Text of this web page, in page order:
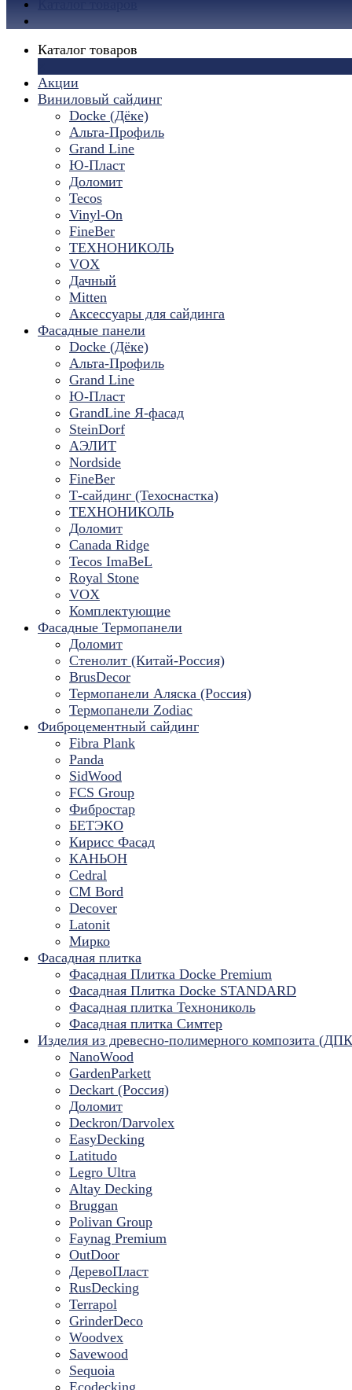
Каталог товаров
Акции
Виниловый сайдинг
Docke (Дёке)
Альта-Профиль
Grand Line
Ю-Пласт
Доломит
Tecos
Vinyl-On
FineBer
ТЕХНОНИКОЛЬ
VOX
Дачный
Mitten
Аксессуары для сайдинга
Фасадные панели
Docke (Дёке)
Альта-Профиль
Grand Line
Ю-Пласт
GrandLine Я-фасад
SteinDorf
АЭЛИТ
Nordside
FineBer
Т-сайдинг (Техоснастка)
ТЕХНОНИКОЛЬ
Доломит
Canada Ridge
Tecos ImaBeL
Royal Stone
VOX
Комплектующие
Фасадные Термопанели
Доломит
Стенолит (Китай-Россия)
BrusDecor
Термопанели Аляска (Россия)
Термопанели Zodiac
Фиброцементный сайдинг
Fibra Plank
Panda
SidWood
FCS Group
Фибростар
БЕТЭКО
Кирисс Фасад
КАНЬОН
Cedral
CM Bord
Decover
Latonit
Мирко
Фасадная плитка
Фасадная Плитка Docke Premium
Фасадная Плитка Docke STANDARD
Фасадная плитка Технониколь
Фасадная плитка Симтер
Изделия из древесно-полимерного композита
NanoWood
GardenParkett
Deckart (Россия)
Доломит
Deckron/Darvolex
EasyDecking
Latitudo
Legro Ultra
Altay Decking
Bruggan
Polivan Group
Faynag Premium
OutDoor
ДеревоПласт
RusDecking
Terrapol
GrinderDeco
Woodvex
Savewood
Sequoia
Ecodecking